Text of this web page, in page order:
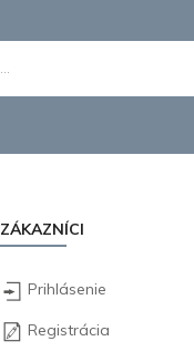
ZÁKAZNÍCI
Prihlásenie
Registrácia